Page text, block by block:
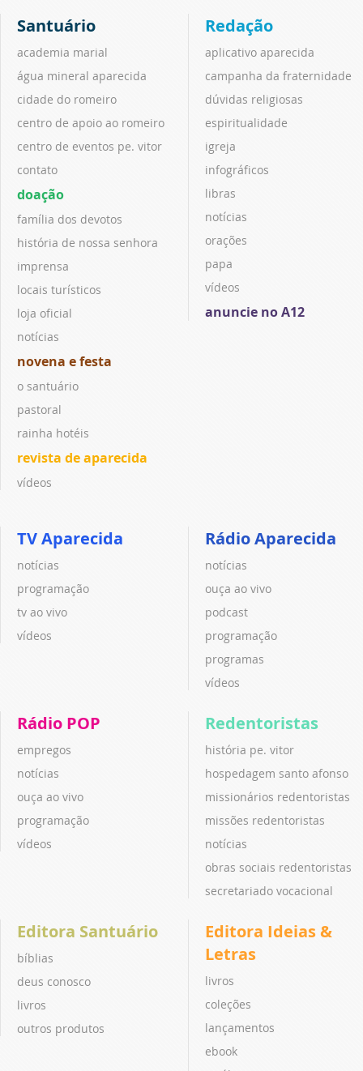
Santuário
academia marial
água mineral aparecida
cidade do romeiro
centro de apoio ao romeiro
centro de eventos pe. vitor
contato
doação
família dos devotos
história de nossa senhora
imprensa
locais turísticos
loja oficial
notícias
novena e festa
o santuário
pastoral
rainha hotéis
revista de aparecida
vídeos
Redação
aplicativo aparecida
campanha da fraternidade
dúvidas religiosas
espiritualidade
igreja
infográficos
libras
notícias
orações
papa
vídeos
anuncie no A12
TV Aparecida
notícias
programação
tv ao vivo
vídeos
Rádio Aparecida
notícias
ouça ao vivo
podcast
programação
programas
vídeos
Rádio POP
empregos
notícias
ouça ao vivo
programação
vídeos
Redentoristas
história pe. vitor
hospedagem santo afonso
missionários redentoristas
missões redentoristas
notícias
obras sociais redentoristas
secretariado vocacional
Editora Santuário
bíblias
deus conosco
livros
outros produtos
Editora Ideias &
Letras
livros
coleções
lançamentos
ebook